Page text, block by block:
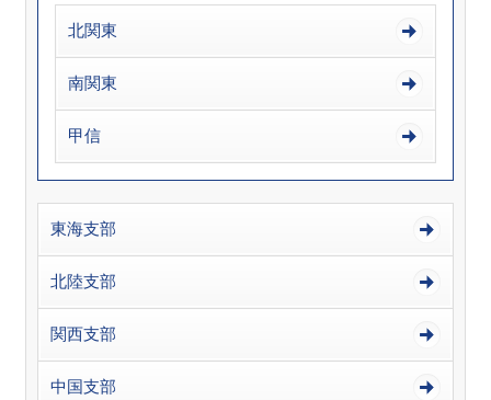
北関東
南関東
甲信
東海支部
北陸支部
関西支部
中国支部